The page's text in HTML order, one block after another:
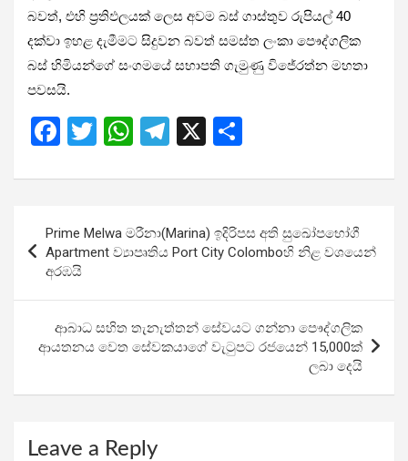
බවත්, එහි ප්‍රතිඵලයක් ලෙස අවම බස් ගාස්තුව රුපියල් 40
දක්වා ඉහළ දැමීමට සිදුවන බවත් සමස්ත ලංකා පෞද්ගලික
බස් හිමියන්ගේ සංගමයේ සභාපති ගැමුණු විජේරත්න මහතා
පවසයි.
F
ce
o
o
k
T
tt
er
W
at
s
A
p
T
e
gr
a
X
ar
navigation
Prime Melwa මරීනා(Marina) ඉදිරිපස අති සුඛෝපභෝගී
Apartment ව්‍යාපෘතිය Port City Colomboහි නිළ වශයෙන්
අරඹයි
ආබාධ සහිත තැනැත්තන් සේවයට ගන්නා පෞද්ගලික
ආයතනය වෙත සේවකයාගේ වැටුපට රජයෙන් 15,000ක්
ලබා දෙයි
Leave a Reply